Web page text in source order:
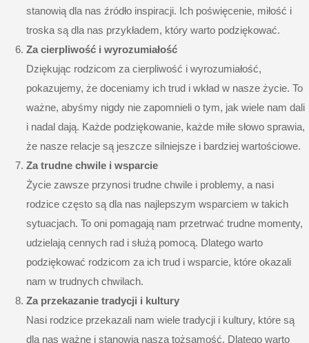
stanowią dla nas źródło inspiracji. Ich poświęcenie, miłość i
troska są dla nas przykładem, który warto podziękować.
Za cierpliwość i wyrozumiałość
Dziękując rodzicom za cierpliwość i wyrozumiałość,
pokazujemy, że doceniamy ich trud i wkład w nasze życie. To
ważne, abyśmy nigdy nie zapomnieli o tym, jak wiele nam dali
i nadal dają. Każde podziękowanie, każde miłe słowo sprawia,
że nasze relacje są jeszcze silniejsze i bardziej wartościowe.
Za trudne chwile i wsparcie
Życie zawsze przynosi trudne chwile i problemy, a nasi
rodzice często są dla nas najlepszym wsparciem w takich
sytuacjach. To oni pomagają nam przetrwać trudne momenty,
udzielają cennych rad i służą pomocą. Dlatego warto
podziękować rodzicom za ich trud i wsparcie, które okazali
nam w trudnych chwilach.
Za przekazanie tradycji i kultury
Nasi rodzice przekazali nam wiele tradycji i kultury, które są
dla nas ważne i stanowią naszą tożsamość. Dlatego warto